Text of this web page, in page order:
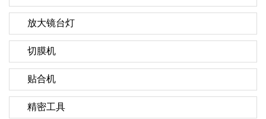
放大镜台灯
切膜机
贴合机
精密工具